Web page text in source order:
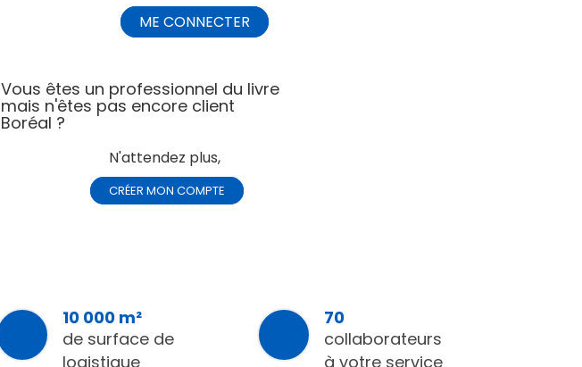
ME CONNECTER
Vous êtes un professionnel du livre
mais n'êtes pas encore client
Boréal ?
N'attendez plus,
CRÉER MON COMPTE
10 000 m²
de surface de
logistique
70
collaborateurs
à votre service